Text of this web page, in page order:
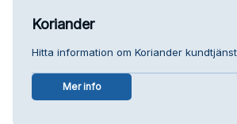
Koriander
Hitta information om Koriander
Mer info